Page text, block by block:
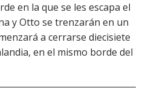
en la que se les escapa el
y Otto se trenzarán en un
a cerrarse diecisiete
en el mismo borde del